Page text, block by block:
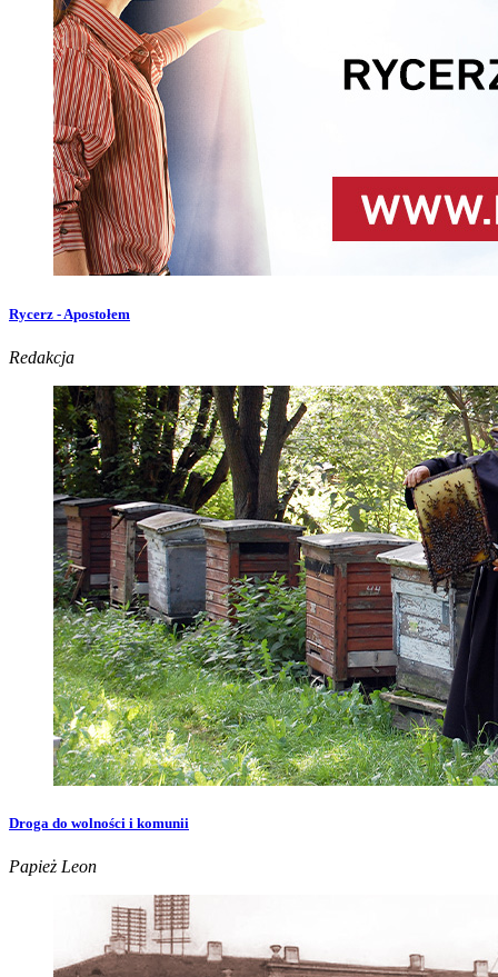
Rycerz - Apostołem
Redakcja
Droga do wolności i komunii
Papież Leon